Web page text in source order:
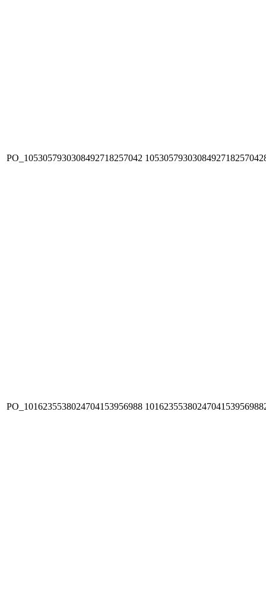
PO_1053057930308492718257042
PO_1016235538024704153956988